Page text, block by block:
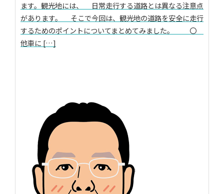
ます。観光地には、 日常走行する道路とは異なる注意点
があります。 そこで今回は、観光地の道路を安全に走行
するためのポイントについてまとめてみました。 〇
他車に […]